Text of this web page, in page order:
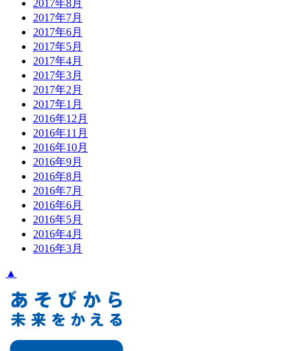
2017年8月
2017年7月
2017年6月
2017年5月
2017年4月
2017年3月
2017年2月
2017年1月
2016年12月
2016年11月
2016年10月
2016年9月
2016年8月
2016年7月
2016年6月
2016年5月
2016年4月
2016年3月
▲